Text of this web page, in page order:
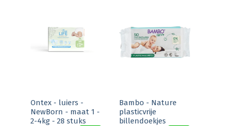
Ontex - luiers -
NewBorn - maat 1 -
2-4kg - 28 stuks
Bambo - Nature
plasticvrije
billendoekjes